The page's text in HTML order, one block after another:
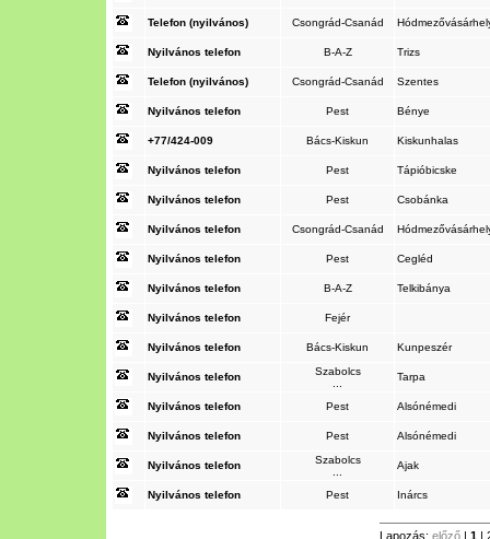
Telefon (nyilvános) Csongrád-Csanád
Nyilvános telefon B-A-Z Trizs
Telefon (nyilvános) Csongrád-Csanád Szentes
Nyilvános telefon Pest Bénye
+77/424-009 Bács-Kiskun Kiskunhalas
Nyilvános telefon Pest Tápióbicske
Nyilvános telefon Pest Csobánka
Nyilvános telefon Csongrád-Csanád
Nyilvános telefon Pest Cegléd
Nyilvános telefon B-A-Z Telkibánya
Nyilvános telefon Fejér
Nyilvános telefon Bács-Kiskun Kunpeszér
Nyilvános telefon
Szabolcs
Tarpa
Nyilvános telefon Pest Alsónémedi
Nyilvános telefon Pest Alsónémedi
Nyilvános telefon
Szabolcs
Ajak
Nyilvános telefon Pest Inárcs
Lapozás: előző | 1 |